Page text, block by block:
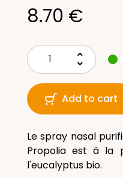
8.70 €
keyboard_arrow_up
keyboard_arrow_down
Add to cart
Le spray nasal
Propolia est à la
l'eucalyptus bio.